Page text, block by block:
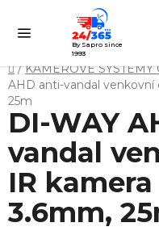
obsah
By Sapro since
1993
Domů
/ KAMEROVÉ SYSTÉMY
AHD anti-vandal
25m
DI-WAY
vandal
IR kamera
3.6mm,